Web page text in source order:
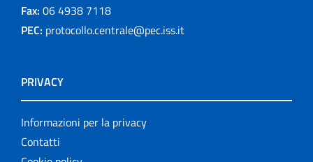
Fax: 06 4938 7118
PEC: protocollo.centrale@pec.iss.it
PRIVACY
Informazioni per la privacy
Contatti